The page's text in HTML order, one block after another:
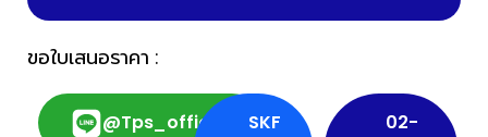
ขอใบเสนอราคา :
@tps_official
SKF
02-